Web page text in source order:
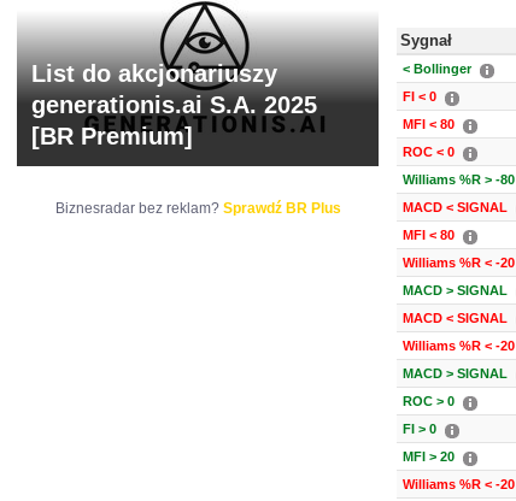
Sygnał
< Bollinger
FI < 0
MFI < 80
ROC < 0
Williams %R > -80
MACD < SIGNAL
MFI < 80
Williams %R < -20
MACD > SIGNAL
MACD < SIGNAL
Williams %R < -20
MACD > SIGNAL
ROC > 0
FI > 0
MFI > 20
Williams %R < -20
List do akcjonariuszy
generationis.ai S.A. 2025
[BR Premium]
Biznesradar bez reklam? Sprawdź BR Plus